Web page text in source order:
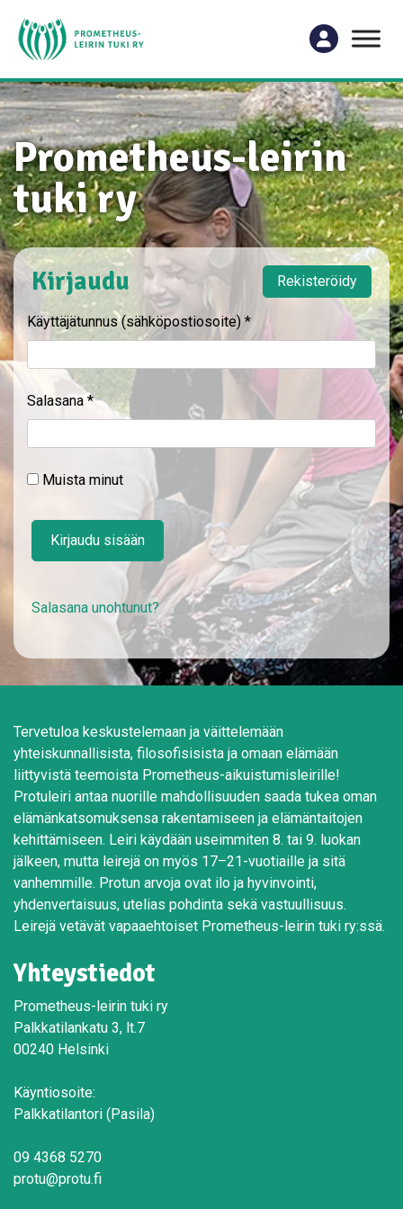
Prometheus-leirin
tuki ry
Kirjaudu Rekisteröidy
Käyttäjätunnus (sähköpostiosoite) *
Salasana *
Muista minut
Kirjaudu sisään
Salasana unohtunut?
Tervetuloa keskustelemaan ja väittelemään
yhteiskunnallisista, filosofisisista ja omaan elämään
liittyvistä teemoista Prometheus-aikuistumisleirille!
Protuleiri antaa nuorille mahdollisuuden saada tukea oman
elämänkatsomuksensa rakentamiseen ja elämäntaitojen
kehittämiseen. Leiri käydään useimmiten 8. tai 9. luokan
jälkeen, mutta leirejä on myös 17–21-vuotiaille ja sitä
vanhemmille. Protun arvoja ovat ilo ja hyvinvointi,
yhdenvertaisuus, utelias pohdinta sekä vastuullisuus.
Leirejä vetävät vapaaehtoiset Prometheus-leirin tuki ry:ssä.
Yhteystiedot
Prometheus-leirin tuki ry
Palkkatilankatu 3, lt.7
00240 Helsinki
Käyntiosoite:
Palkkatilantori (Pasila)
09 4368 5270
protu@protu.fi